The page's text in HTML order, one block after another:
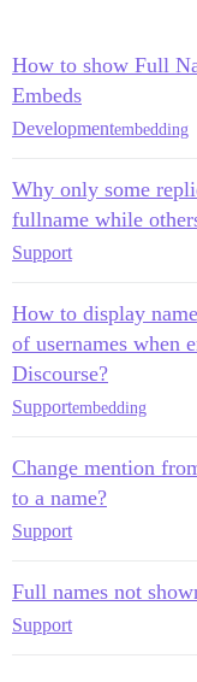
How to show Full
Embeds
Developmentembedding
Why only some
fullname while
Support
How to display
of usernames when
Discourse?
Supportembedding
Change mention
to a name?
Support
Full names not
Support